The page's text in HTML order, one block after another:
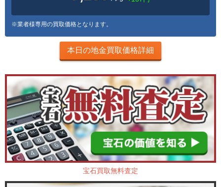
※業者様専用の買取価格となります。
本日の地金買取価格詳細
宝石買取無料査定